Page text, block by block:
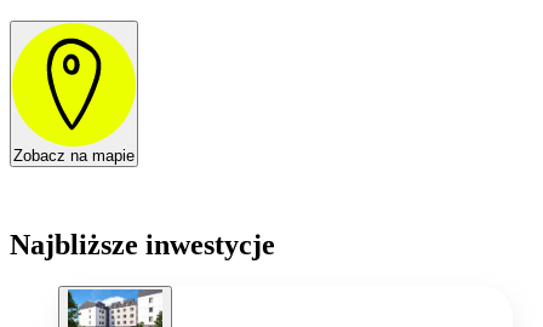
Zobacz na mapie
Najbliższe inwestycje